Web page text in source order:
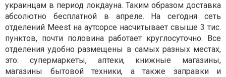
украинцам в период локдауна. Таким образом доставка
абсолютно бесплатной в апреле. На сегодня сеть
отделений Meest на аутсорсе насчитывает свыше 3 тис.
пунктов, почти половина работает круглосуточно. Все
отделения удобно размещены в самых разных местах,
это: супермаркеты, аптеки, книжные магазины,
магазины бытовой техники, а также заправки и